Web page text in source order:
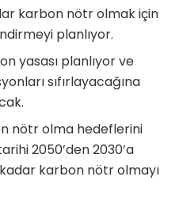
karbon nötr olmak için
planlıyor.
yasası planlıyor ve
sıfırlayacağına
nötr olma hedeflerini
2050’den 2030’a
karbon nötr olmayı